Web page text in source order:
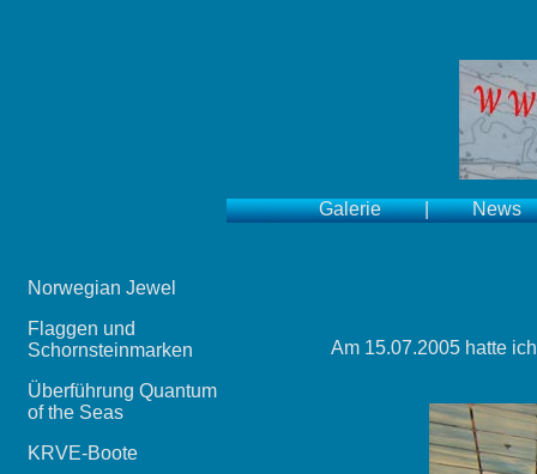
Galerie|News
Norwegian Jewel
Flaggen und
Schornsteinmarken
Überführung Quantum
of the Seas
KRVE-Boote
Am 15.07.2005 hatte